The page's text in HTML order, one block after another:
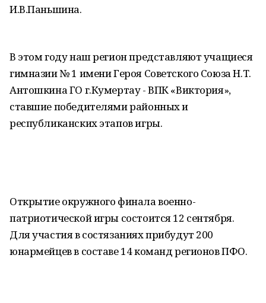
И.В.Паньшина.
В этом году наш регион представляют учащиеся
гимназии № 1 имени Героя Советского Союза Н.Т.
Антошкина ГО г.Кумертау - ВПК «Виктория»,
ставшие победителями районных и
республиканских этапов игры.
Открытие окружного финала военно-
патриотической игры состоится 12 сентября.
Для участия в состязаниях прибудут 200
юнармейцев в составе 14 команд регионов ПФО.